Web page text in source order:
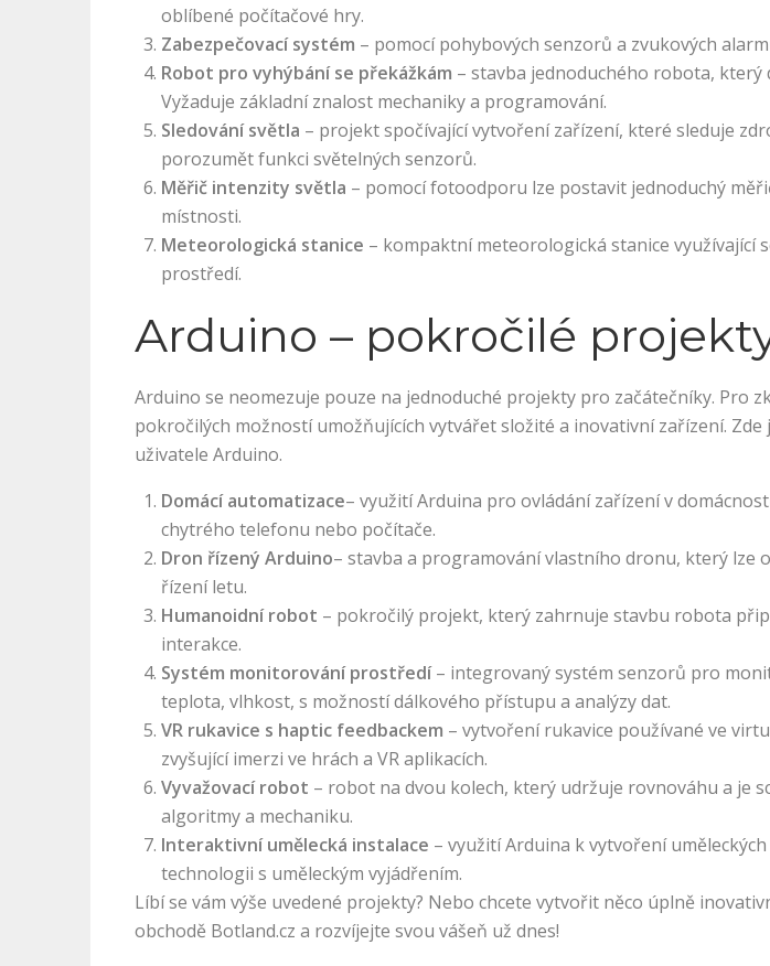
oblíbené počítačové hry.
Zabezpečovací systém – pomocí pohybových senzorů a zvukových
Robot pro vyhýbání se překážkám – stavba jednoduchého robota, který
Vyžaduje základní znalost mechaniky a programování.
Sledování světla – projekt spočívající vytvoření zařízení, které sleduje
porozumět funkci světelných senzorů.
Měřič intenzity světla – pomocí fotoodporu lze postavit jednoduchý
místnosti.
Meteorologická stanice – kompaktní meteorologická stanice
prostředí.
Arduino – pokročilé
Arduino se neomezuje pouze na jednoduché projekty pro začátečníky. Pro
pokročilých možností umožňujících vytvářet složité a inovativní zařízení.
uživatele Arduino.
Domácí automatizace– využití Arduina pro ovládání zařízení v
chytrého telefonu nebo počítače.
Dron řízený Arduino– stavba a programování vlastního dronu, který lze
řízení letu.
Humanoidní robot – pokročilý projekt, který zahrnuje stavbu robota
interakce.
Systém monitorování prostředí– integrovaný systém senzorů pro
teplota, vlhkost, s možností dálkového přístupu a analýzy dat.
VR rukavice s haptic feedbackem – vytvoření rukavice používané ve
zvyšující imerzi ve hrách a VR aplikacích.
Vyvažovací robot – robot na dvou kolech, který udržuje rovnováhu a je
algoritmy a mechaniku.
Interaktivní umělecká instalace – využití Arduina k vytvoření
technologii s uměleckým vyjádřením.
Líbí se vám výše uvedené projekty? Nebo chcete vytvořit něco úplně
obchodě Botland.cz a rozvíjejte svou vášeň už dnes!